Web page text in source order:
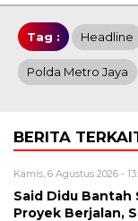
Tag : Headline
Polda Metro Jaya
BERITA
Kamis, 6 Agustus 2026 -
Said Didu Bantah
Proyek Berjalan,